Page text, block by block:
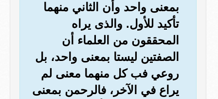
بمعنى واحد وأن الثاني منهما
تأكيد للأول. والذى يراه
المحققون من العلماء أن
الصفتين ليستا بمعنى واحد، بل
روعي فب كل منهما معنى لم
يراع في الآخر، فالرحمن بمعنى